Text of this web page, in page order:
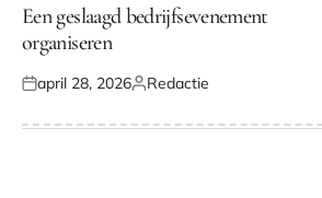
IN
Een geslaagd bedrijfsevenement
organiseren
Geplaatst
april 28, 2026Geplaatst
Redactie